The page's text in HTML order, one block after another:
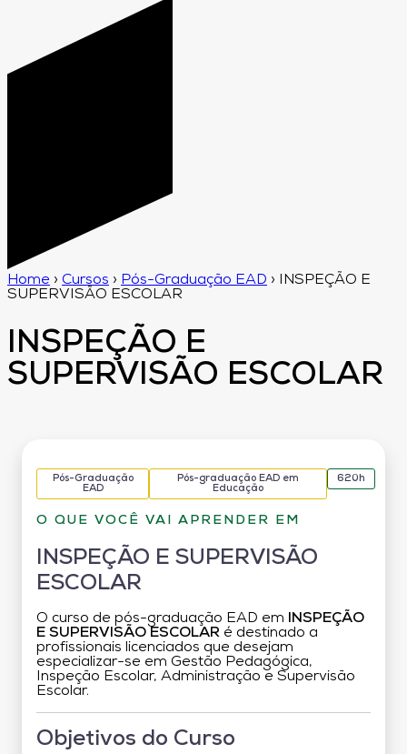
Home › Cursos › Pós-Graduação EAD ›
INSPEÇÃO E
SUPERVISÃO ESCOLAR
INSPEÇÃO E
SUPERVISÃO ESCOLAR
Pós-Graduação
EAD
Pós-graduação EAD em
Educação
620h
O QUE VOCÊ VAI APRENDER EM
INSPEÇÃO E SUPERVISÃO
ESCOLAR
O curso de pós-graduação EAD em
INSPEÇÃO
E SUPERVISÃO ESCOLAR é destinado a
profissionais licenciados que desejam
especializar-se em Gestão Pedagógica,
Inspeção Escolar, Administração e Supervisão
Escolar.
Objetivos do Curso